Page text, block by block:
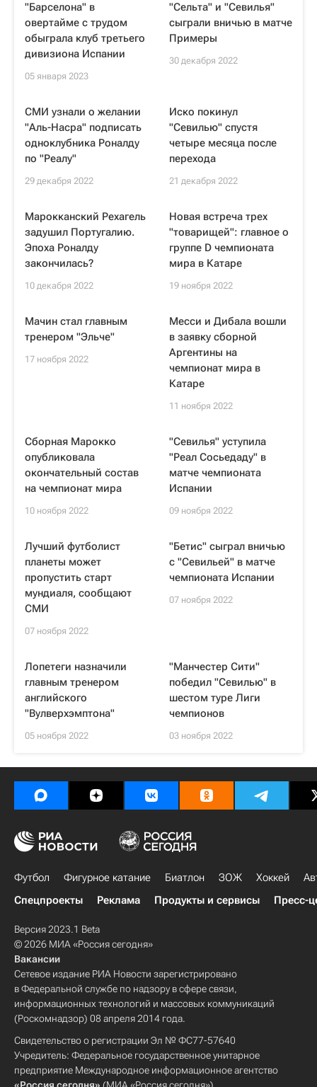
"Барселона" в
овертайме с трудом
обыграла клуб третьего
дивизиона Испании
05 января 2023
"Сельта" и "Севилья"
сыграли вничью в матче
Примеры
30 декабря 2022
СМИ узнали о желании
"Аль-Насра" подписать
одноклубника Роналду
по "Реалу"
29 декабря 2022
Иско покинул
"Севилью" спустя
четыре месяца после
перехода
21 декабря 2022
Марокканский Рехагель
задушил Португалию.
Эпоха Роналду
закончилась?
10 декабря 2022
Новая встреча трех
"товарищей": главное о
группе D чемпионата
мира в Катаре
19 ноября 2022
Мачин стал главным
тренером "Эльче"
17 ноября 2022
Месси и Дибала вошли
в заявку сборной
Аргентины на
чемпионат мира в
Катаре
11 ноября 2022
Сборная Марокко
опубликовала
окончательный состав
на чемпионат мира
10 ноября 2022
"Севилья" уступила
"Реал Сосьедаду" в
матче чемпионата
Испании
09 ноября 2022
Лучший футболист
планеты может
пропустить старт
мундиаля, сообщают
СМИ
07 ноября 2022
"Бетис" сыграл вничью
с "Севильей" в матче
чемпионата Испании
07 ноября 2022
Лопетеги назначили
главным тренером
английского
"Вулверхэмптона"
05 ноября 2022
"Манчестер Сити"
победил "Севилью" в
шестом туре Лиги
чемпионов
03 ноября 2022
Футбол Фигурное катание Биатлон ЗОЖ Хоккей
Спецпроекты
Реклама Продукты и сервисы Пресс-
Версия 2023.1 Beta
© 2026 МИА «Россия сегодня»
Вакансии
Сетевое издание РИА Новости зарегистрировано
в Федеральной службе по надзору в сфере связи,
информационных технологий и массовых коммуникаций
(Роскомнадзор) 08 апреля 2014 года.
Свидетельство о регистрации Эл № ФС77-57640
Учредитель: Федеральное государственное унитарное
предприятие Международное информационное агентство